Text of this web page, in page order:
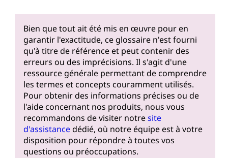
Bien que tout ait été mis en œuvre pour en
garantir l'exactitude, ce glossaire n'est fourni
qu'à titre de référence et peut contenir des
erreurs ou des imprécisions. Il s'agit d'une
ressource générale permettant de comprendre
les termes et concepts couramment utilisés.
Pour obtenir des informations précises ou de
l'aide concernant nos produits, nous vous
recommandons de visiter notresite
d'assistancedédié, où notre équipe est à votre
disposition pour répondre à toutes vos
questions ou préoccupations.